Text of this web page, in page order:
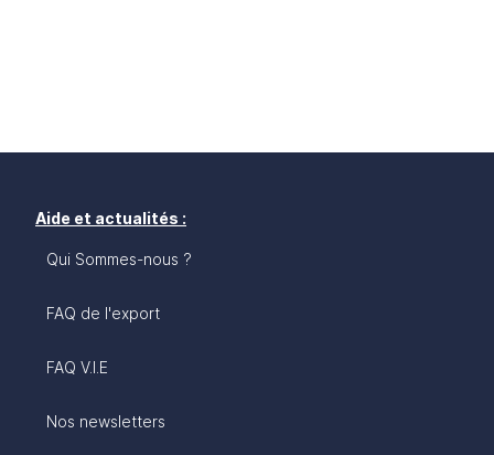
Aide et actualités :
Qui Sommes-nous ?
FAQ de l'export
FAQ V.I.E
Nos newsletters